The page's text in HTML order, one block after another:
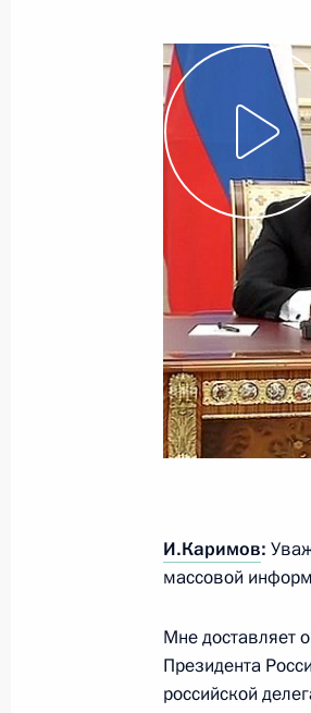
Юбилейный
24 июня 2016 года,
Ответы на
24 июня 2016 года,
Встреча с
23 июня 2016 года,
Владимир
23 июня 2016 года,
И.Каримов:
массовой
Мне доставляет
Президента
российской